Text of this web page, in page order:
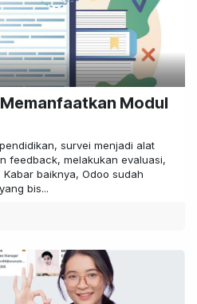
Modul
survei menjadi alat
feedback, melakukan evaluasi,
baiknya, Odoo sudah
bis...